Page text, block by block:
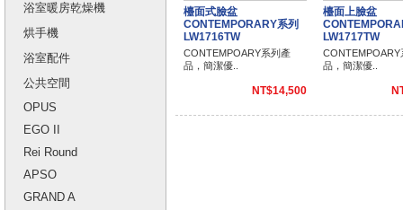
浴室暖房乾燥機
烘手機
浴室配件
公共空間
OPUS
EGO II
Rei Round
APSO
GRAND A
檯面式臉盆
CONTEMPORARY系列
LW1716TW
CONTEMPOARY系列產
品，簡潔優..
NT$14,500
檯面上臉盆
LW1717TW
CONTEMPOARY
品，簡潔優..